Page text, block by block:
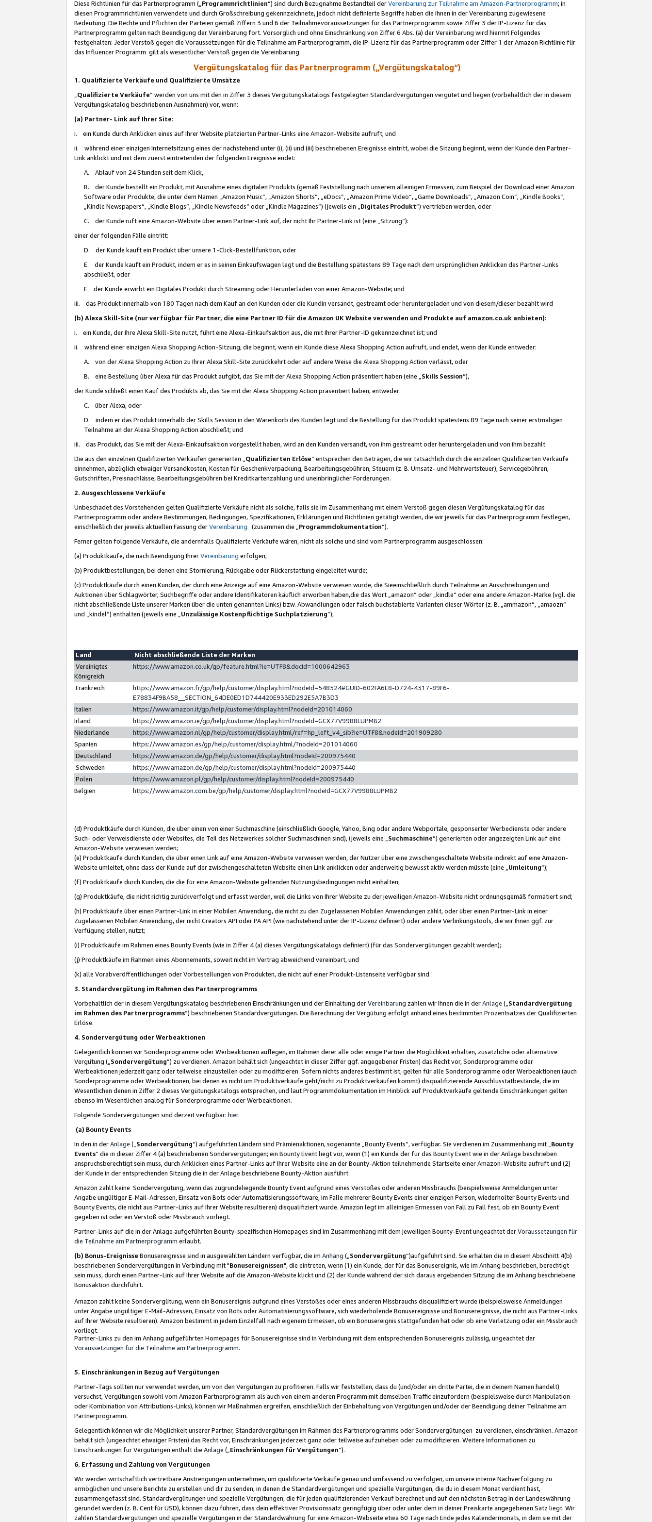
Diese Richtlinien für das Partnerprogramm („Programmrichtlinien“) sind durch Bezugnahme Bestandteil derVereinbarung zur Teilnahme am Amazon-Partnerprogramm; in
diesen Programmrichtlinien verwendete und durch Großschreibung gekennzeichnete, jedoch nicht definierte Begriffe haben die ihnen in der Vereinbarung zugewiesene
Bedeutung. Die Rechte und Pflichten der Parteien gemäß Ziffern 3 und 6 der Teilnahmevoraussetzungen für das Partnerprogramm sowie Ziffer 3 der IP-Lizenz für das
Partnerprogramm gelten nach Beendigung der Vereinbarung fort. Vorsorglich und ohne Einschränkung von Ziffer 6 Abs. (a) der Vereinbarung wird hiermit Folgendes
festgehalten: Jeder Verstoß gegen die Voraussetzungen für die Teilnahme am Partnerprogramm, die IP-Lizenz für das Partnerprogramm oder Ziffer 1 der Amazon Richtlinie für
das Influencer Programm gilt als wesentlicher Verstoß gegen die Vereinbarung.
Vergütungskatalog für das Partnerprogramm („Vergütungskatalog“)
1. Qualifizierte Verkäufe und Qualifizierte Umsätze
Qualifizierte Verkäufe“ werden von uns mit den in Ziffer 3 dieses Vergütungskatalogs festgelegten Standardvergütungen vergütet und liegen (vorbehaltlich der in diesem
Vergütungskatalog beschriebenen Ausnahmen) vor, wenn:
(a) Partner- Link auf Ihrer Site:
i. ein Kunde durch Anklicken eines auf Ihrer Website platzierten Partner-Links eine Amazon-Website aufruft; und
ii. während einer einzigen Internetsitzung eines der nachstehend unter (i), (ii) und (iii) beschriebenen Ereignisse eintritt, wobei die Sitzung beginnt, wenn der Kunde den Partner-
Link anklickt und mit dem zuerst eintretenden der folgenden Ereignisse endet:
A. Ablauf von 24 Stunden seit dem Klick,
B. der Kunde bestellt ein Produkt, mit Ausnahme eines digitalen Produkts (gemäß Feststellung nach unserem alleinigen Ermessen, zum Beispiel der Download einer Amazon
Software oder Produkte, die unter dem Namen „Amazon Music“, „Amazon Shorts“, „eDocs“, „Amazon Prime Video“, „Game Downloads“, „Amazon Coin“, „Kindle Books“,
„Kindle Newspapers“, „Kindle Blogs“, „Kindle Newsfeeds“ oder „Kindle Magazines“) (jeweils ein „ Digitales Produkt“) vertrieben werden, oder
C. der Kunde ruft eine Amazon-Website über einen Partner-Link auf, der nicht Ihr Partner-Link ist (eine „Sitzung“):
einer der folgenden Fälle eintritt:
D. der Kunde kauft ein Produkt über unsere 1-Click-Bestellfunktion, oder
E. der Kunde kauft ein Produkt, indem er es in seinen Einkaufswagen legt und die Bestellung spätestens 89 Tage nach dem ursprünglichen Anklicken des Partner-Links
abschließt, oder
F. der Kunde erwirbt ein Digitales Produkt durch Streaming oder Herunterladen von einer Amazon-Website; und
iii. das Produkt innerhalb von 180 Tagen nach dem Kauf an den Kunden oder die Kundin versandt, gestreamt oder heruntergeladen und von diesem/dieser bezahlt wird
(b) Alexa Skill-Site (nur verfügbar für Partner, die eine Partner ID für die Amazon UK Website verwenden und Produkte auf amazon.co.uk anbieten):
i. ein Kunde, der Ihre Alexa Skill-Site nutzt, führt eine Alexa-Einkaufsaktion aus, die mit Ihrer Partner-ID gekennzeichnet ist; und
ii. während einer einzigen Alexa Shopping Action-Sitzung, die beginnt, wenn ein Kunde diese Alexa Shopping Action aufruft, und endet, wenn der Kunde entweder:
A. von der Alexa Shopping Action zu Ihrer Alexa Skill-Site zurückkehrt oder auf andere Weise die Alexa Shopping Action verlässt, oder
B. eine Bestellung über Alexa für das Produkt aufgibt, das Sie mit der Alexa Shopping Action präsentiert haben (eine „ Skills Session“),
der Kunde schließt einen Kauf des Produkts ab, das Sie mit der Alexa Shopping Action präsentiert haben, entweder:
C. über Alexa, oder
D. indem er das Produkt innerhalb der Skills Session in den Warenkorb des Kunden legt und die Bestellung für das Produkt spätestens 89 Tage nach seiner erstmaligen
Teilnahme an der Alexa Shopping Action abschließt; und
iii. das Produkt, das Sie mit der Alexa-Einkaufsaktion vorgestellt haben, wird an den Kunden versandt, von ihm gestreamt oder heruntergeladen und von ihm bezahlt.
Die aus den einzelnen Qualifizierten Verkäufen generierten „ Qualifizierten Erlöse“ entsprechen den Beträgen, die wir tatsächlich durch die einzelnen Qualifizierten Verkäufe
einnehmen, abzüglich etwaiger Versandkosten, Kosten für Geschenkverpackung, Bearbeitungsgebühren, Steuern (z. B. Umsatz- und Mehrwertsteuer), Servicegebühren,
Gutschriften, Preisnachlässe, Bearbeitungsgebühren bei Kreditkartenzahlung und uneinbringlicher Forderungen.
2. Ausgeschlossene Verkäufe
Unbeschadet des Vorstehenden gelten Qualifizierte Verkäufe nicht als solche, falls sie im Zusammenhang mit einem Verstoß gegen diesen Vergütungskatalog für das
Partnerprogramm oder andere Bestimmungen, Bedingungen, Spezifikationen, Erklärungen und Richtlinien getätigt werden, die wir jeweils für das Partnerprogramm festlegen,
einschließlich der jeweils aktuellen Fassung derVereinbarung (zusammen die „ Programmdokumentation“).
Ferner gelten folgende Verkäufe, die andernfalls Qualifizierte Verkäufe wären, nicht als solche und sind vom Partnerprogramm ausgeschlossen:
(a) Produktkäufe, die nach Beendigung IhrerVereinbarung erfolgen;
(b) Produktbestellungen, bei denen eine Stornierung, Rückgabe oder Rückerstattung eingeleitet wurde;
(c) Produktkäufe durch einen Kunden, der durch eine Anzeige auf eine Amazon-Website verwiesen wurde, die Sieeinschließlich durch Teilnahme an Ausschreibungen und
Auktionen über Schlagwörter, Suchbegriffe oder andere Identifikatoren käuflich erworben haben,die das Wort „amazon“ oder „kindle“ oder eine andere Amazon-Marke (vgl. die
nicht abschließende Liste unserer Marken über die unten genannten Links) bzw. Abwandlungen oder falsch buchstabierte Varianten dieser Wörter (z. B. „ammazon“, „amaozn“
und „kindel“) enthalten (jeweils eine „ Unzulässige Kostenpflichtige Suchplatzierung”);
Land
Nicht abschließende Liste der Marken
Vereinigtes
Königreich
https://www.amazon.co.uk/gp/feature.html?ie=UTF8&docId=1000642963
Frankreich
https://www.amazon.fr/gp/help/customer/display.html?nodeId=548524#GUID-602FA6E8-D724-4317-89F6-
E78834F9BA58__SECTION_64DE0ED1D744420E933ED292E5A7B3D3
Italien
https://www.amazon.it/gp/help/customer/display.html?nodeId=201014060
Irland
https://www.amazon.ie/gp/help/customer/display.html?nodeId=GCX77V9988LUPMB2
Niederlande
https://www.amazon.nl/gp/help/customer/display.html/ref=hp_left_v4_sib?ie=UTF8&nodeId=201909280
Spanien
https://www.amazon.es/gp/help/customer/display.html/?nodeId=201014060
Deutschland
https://www.amazon.de/gp/help/customer/display.html?nodeId=200975440
Schweden
https://www.amazon.de/gp/help/customer/display.html?nodeId=200975440
Polen
https://www.amazon.pl/gp/help/customer/display.html?nodeId=200975440
Belgien
https://www.amazon.com.be/gp/help/customer/display.html?nodeId=GCX77V9988LUPMB2
(d) Produktkäufe durch Kunden, die über einen von einer Suchmaschine (einschließlich Google, Yahoo, Bing oder andere Webportale, gesponserter Werbedienste oder andere
Such- oder Verweisdienste oder Websites, die Teil des Netzwerkes solcher Suchmaschinen sind), (jeweils eine „ Suchmaschine“) generierten oder angezeigten Link auf eine
Amazon-Website verwiesen werden;
(e) Produktkäufe durch Kunden, die über einen Link auf eine Amazon-Website verwiesen werden, der Nutzer über eine zwischengeschaltete Website indirekt auf eine Amazon-
Website umleitet, ohne dass der Kunde auf der zwischengeschalteten Website einen Link anklicken oder anderweitig bewusst aktiv werden müsste (eine „ Umleitung“);
(f) Produktkäufe durch Kunden, die die für eine Amazon-Website geltenden Nutzungsbedingungen nicht einhalten;
(g) Produktkäufe, die nicht richtig zurückverfolgt und erfasst werden, weil die Links von Ihrer Website zu der jeweiligen Amazon-Website nicht ordnungsgemäß formatiert sind;
(h) Produktkäufe über einen Partner-Link in einer Mobilen Anwendung, die nicht zu den Zugelassenen Mobilen Anwendungen zählt, oder über einen Partner-Link in einer
Zugelassenen Mobilen Anwendung, der nicht Creators API oder PA API (wie nachstehend unter der IP-Lizenz definiert) oder andere Verlinkungstools, die wir Ihnen ggf. zur
Verfügung stellen, nutzt;
(i) Produktkäufe im Rahmen eines Bounty Events (wie in Ziffer 4 (a) dieses Vergütungskatalogs definiert) (für das Sondervergütungen gezahlt werden);
(j) Produktkäufe im Rahmen eines Abonnements, soweit nicht im Vertrag abweichend vereinbart, und
(k) alle Vorabveröffentlichungen oder Vorbestellungen von Produkten, die nicht auf einer Produkt-Listenseite verfügbar sind.
3. Standardvergütung im Rahmen des Partnerprogramms
Vorbehaltlich der in diesem Vergütungskatalog beschriebenen Einschränkungen und der Einhaltung derVereinbarung zahlen wir Ihnen die in derAnlage („ Standardvergütung
im Rahmen des Partnerprogramms“) beschriebenen Standardvergütungen. Die Berechnung der Vergütung erfolgt anhand eines bestimmten Prozentsatzes der Qualifizierten
Erlöse.
4. Sondervergütung oder Werbeaktionen
Gelegentlich können wir Sonderprogramme oder Werbeaktionen auflegen, im Rahmen derer alle oder einige Partner die Möglichkeit erhalten, zusätzliche oder alternative
Vergütung („ Sondervergütung”) zu verdienen. Amazon behält sich (ungeachtet in dieser Ziffer ggf. angegebener Fristen) das Recht vor, Sonderprogramme oder
Werbeaktionen jederzeit ganz oder teilweise einzustellen oder zu modifizieren. Sofern nichts anderes bestimmt ist, gelten für alle Sonderprogramme oder Werbeaktionen (auch
Sonderprogramme oder Werbeaktionen, bei denen es nicht um Produktverkäufe geht/nicht zu Produktverkäufen kommt) disqualifizierende Ausschlusstatbestände, die im
Wesentlichen denen in Ziffer 2 dieses Vergütungskatalogs entsprechen, und laut Programmdokumentation im Hinblick auf Produktverkäufe geltende Einschränkungen gelten
ebenso im Wesentlichen analog für Sonderprogramme oder Werbeaktionen.
Folgende Sondervergütungen sind derzeit verfügbar: hier.
(a) Bounty Events
In den in derAnlage („ Sondervergütung“) aufgeführten Ländern sind Prämienaktionen, sogenannte „Bounty Events“, verfügbar. Sie verdienen im Zusammenhang mit „ Bounty
Events“ die in dieser Ziffer 4 (a) beschriebenen Sondervergütungen; ein Bounty Event liegt vor, wenn (1) ein Kunde der für das Bounty Event wie in der Anlage beschrieben
anspruchsberechtigt sein muss, durch Anklicken eines Partner-Links auf Ihrer Website eine an der Bounty-Aktion teilnehmende Startseite einer Amazon-Website aufruft und (2)
der Kunde in der entsprechenden Sitzung die in der Anlage beschriebene Bounty-Aktion ausführt.
Amazon zahlt keine Sondervergütung, wenn das zugrundeliegende Bounty Event aufgrund eines Verstoßes oder anderen Missbrauchs (beispielsweise Anmeldungen unter
Angabe ungültiger E-Mail-Adressen, Einsatz von Bots oder Automatisierungssoftware, im Falle mehrerer Bounty Events einer einzigen Person, wiederholter Bounty Events und
Bounty Events, die nicht aus Partner-Links auf Ihrer Website resultieren) disqualifiziert wurde. Amazon legt im alleinigen Ermessen von Fall zu Fall fest, ob ein Bounty Event
gegeben ist oder ein Verstoß oder Missbrauch vorliegt.
Partner-Links auf die in der Anlage aufgeführten Bounty-spezifischen Homepages sind im Zusammenhang mit dem jeweiligen Bounty-Event ungeachtet derVoraussetzungen für
die Teilnahme am Partnerprogramm erlaubt.
(b) Bonus-Ereignisse Bonusereignisse sind in ausgewählten Ländern verfügbar, die im Anhang („ Sondervergütung“)aufgeführt sind. Sie erhalten die in diesem Abschnitt 4(b)
beschriebenen Sondervergütungen in Verbindung mit "Bonusereignissen", die eintreten, wenn (1) ein Kunde, der für das Bonusereignis, wie im Anhang beschrieben, berechtigt
sein muss, durch einen Partner-Link auf Ihrer Website auf die Amazon-Website klickt und (2) der Kunde während der sich daraus ergebenden Sitzung die im Anhang beschriebene
Bonusaktion durchführt.
Amazon zahlt keine Sondervergütung, wenn ein Bonusereignis aufgrund eines Verstoßes oder eines anderen Missbrauchs disqualifiziert wurde (beispielsweise Anmeldungen
unter Angabe ungültiger E-Mail-Adressen, Einsatz von Bots oder Automatisierungssoftware, sich wiederholende Bonusereignisse und Bonusereignisse, die nicht aus Partner-Links
auf Ihrer Website resultieren). Amazon bestimmt in jedem Einzelfall nach eigenem Ermessen, ob ein Bonusereignis stattgefunden hat oder ob eine Verletzung oder ein Missbrauch
vorliegt.
Partner-Links zu den im Anhang aufgeführten Homepages für Bonusereignisse sind in Verbindung mit dem entsprechenden Bonusereignis zulässig, ungeachtet der
Voraussetzungen für die Teilnahme am Partnerprogramm.
5. Einschränkungen in Bezug auf Vergütungen
Partner-Tags sollten nur verwendet werden, um von den Vergütungen zu profitieren. Falls wir feststellen, dass du (und/oder ein dritte Partei, die in deinem Namen handelt)
versuchst, Vergütungen sowohl vom Amazon Partnerprogramm als auch von einem anderen Programm mit demselben Traffic einzufordern (beispielsweise durch Manipulation
oder Kombination von Attributions-Links), können wir Maßnahmen ergreifen, einschließlich der Einbehaltung von Vergütungen und/oder der Beendigung deiner Teilnahme am
Partnerprogramm.
Gelegentlich können wir die Möglichkeit unserer Partner, Standardvergütungen im Rahmen des Partnerprogramms oder Sondervergütungen zu verdienen, einschränken. Amazon
behält sich (ungeachtet etwaiger Fristen) das Recht vor, Einschränkungen jederzeit ganz oder teilweise aufzuheben oder zu modifizieren. Weitere Informationen zu
Einschränkungen für Vergütungen enthält die Anlage („ Einschränkungen für Vergütungen“).
6. Erfassung und Zahlung von Vergütungen
Wir werden wirtschaftlich vertretbare Anstrengungen unternehmen, um qualifizierte Verkäufe genau und umfassend zu verfolgen, um unsere interne Nachverfolgung zu
ermöglichen und unsere Berichte zu erstellen und dir zu senden, in denen die Standardvergütungen und spezielle Vergütungen, die du in diesem Monat verdient hast,
zusammengefasst sind. Standardvergütungen und spezielle Vergütungen, die für jeden qualifizierenden Verkauf berechnet und auf den nächsten Betrag in der Landeswährung
gerundet werden (z. B. Cent für USD), können dazu führen, dass dein effektiver Provisionssatz geringfügig über oder unter dem in deiner Preiskarte angegebenen Satz liegt. Wir
zahlen Standardvergütungen und spezielle Vergütungen in der Standardwährung für eine Amazon-Webseite etwa 60 Tage nach Ende jedes Kalendermonats, in dem sie mit der